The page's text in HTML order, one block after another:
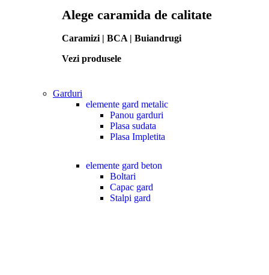
Alege caramida de calitate
Caramizi | BCA | Buiandrugi
Vezi produsele
Garduri
elemente gard metalic
Panou garduri
Plasa sudata
Plasa Impletita
elemente gard beton
Boltari
Capac gard
Stalpi gard